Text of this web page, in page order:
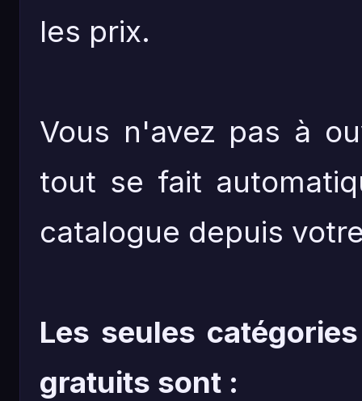
les prix.
Vous n'avez pas à
tout se fait
catalogue depuis
Les seules
gratuits sont :